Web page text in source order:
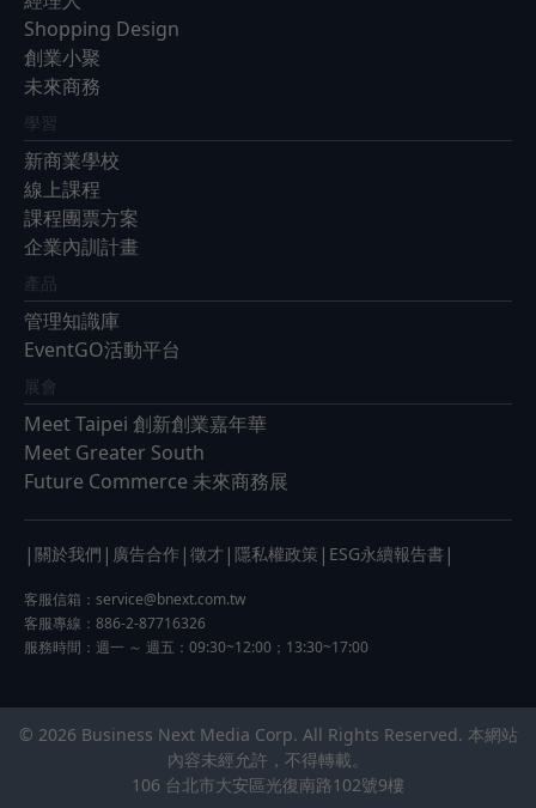
Shopping Design
創業小聚
未來商務
學習
新商業學校
線上課程
課程團票方案
企業內訓計畫
產品
管理知識庫
EventGO活動平台
展會
Meet Taipei 創新創業嘉年華
Meet Greater South
Future Commerce 未來商務展
| 關於我們 | 廣告合作 | 徵才 | 隱私權政策 | ESG永續報告書 |
客服信箱： service@bnext.com.tw
客服專線：886-2-87716326
服務時間：週一 ～ 週五：09:30~12:00；13:30~17:00
© 2026 Business Next Media Corp. All Rights Reserved. 本網站
內容未經允許，不得轉載。
106 台北市大安區光復南路102號9樓